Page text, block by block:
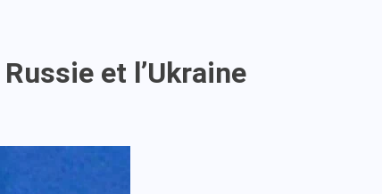
et l’Ukraine